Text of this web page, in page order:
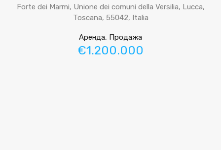
Forte dei Marmi, Unione dei comuni della Versilia, Lucca,
Toscana, 55042, Italia
Аренда, Продажа
€1.200.000